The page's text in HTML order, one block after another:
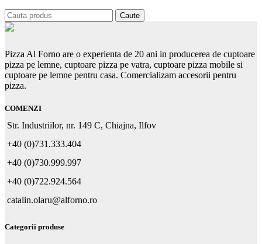
Caute
Pizza Al Forno are o experienta de 20 ani in producerea de cuptoare
pizza pe lemne, cuptoare pizza pe vatra, cuptoare pizza mobile si
cuptoare pe lemne pentru casa. Comercializam accesorii pentru
pizza.
COMENZI
Str. Industriilor, nr. 149 C, Chiajna, Ilfov
+40 (0)731.333.404
+40 (0)730.999.997
+40 (0)722.924.564
catalin.olaru@alforno.ro
Categorii produse